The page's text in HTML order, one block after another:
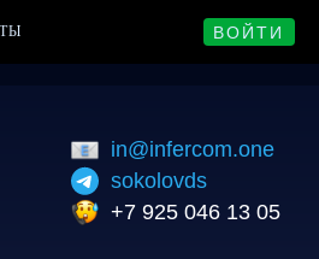
ВОЙТИ
in@infercom.one
sokolovds
+7 925 046 13 05